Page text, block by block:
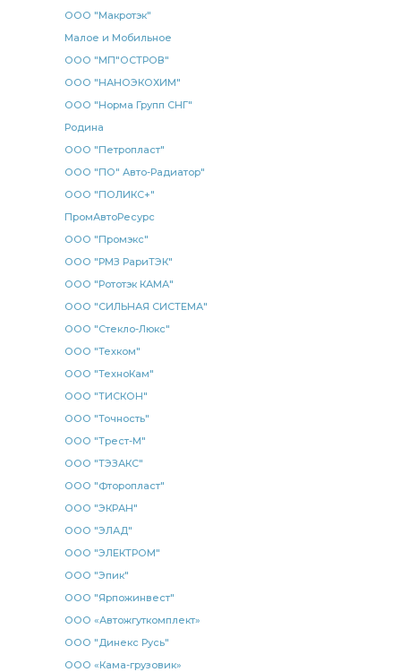
ООО "Макротэк"
Малое и Мобильное
ООО "МП"ОСТРОВ"
ООО "НАНОЭКОХИМ"
ООО "Норма Групп СНГ"
Родина
ООО "Петропласт"
ООО "ПО" Авто-Радиатор"
ООО "ПОЛИКС+"
ПромАвтоРесурс
ООО "Промэкс"
ООО "РМЗ РариТЭК"
ООО "Рототэк КАМА"
ООО "СИЛЬНАЯ СИСТЕМА"
ООО "Стекло-Люкс"
ООО "Техком"
ООО "ТехноКам"
ООО "ТИСКОН"
ООО "Точность"
ООО "Трест-М"
ООО "ТЭЗАКС"
ООО "Фторопласт"
ООО "ЭКРАН"
ООО "ЭЛАД"
ООО "ЭЛЕКТРОМ"
ООО "Эпик"
ООО "Ярпожинвест"
ООО «Автожгуткомплект»
ООО "Динекс Русь"
ООО «Кама-грузовик»